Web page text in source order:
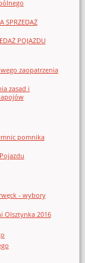
SPRZEDAŻ
POJAZDU
zaopatrzenia
zasad i
pomnika
- wybory
Olsztynka 2016